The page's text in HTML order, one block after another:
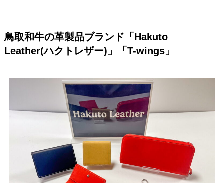
鳥取和牛の革製品ブランド「Hakuto
Leather(ハクトレザー)」「T-wings」